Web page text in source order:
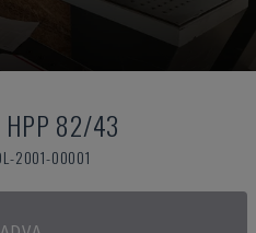
HPP 82/43
2001-00001